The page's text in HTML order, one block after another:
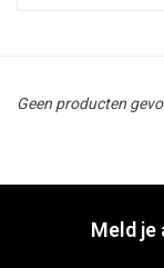
Geen producten
Meld je